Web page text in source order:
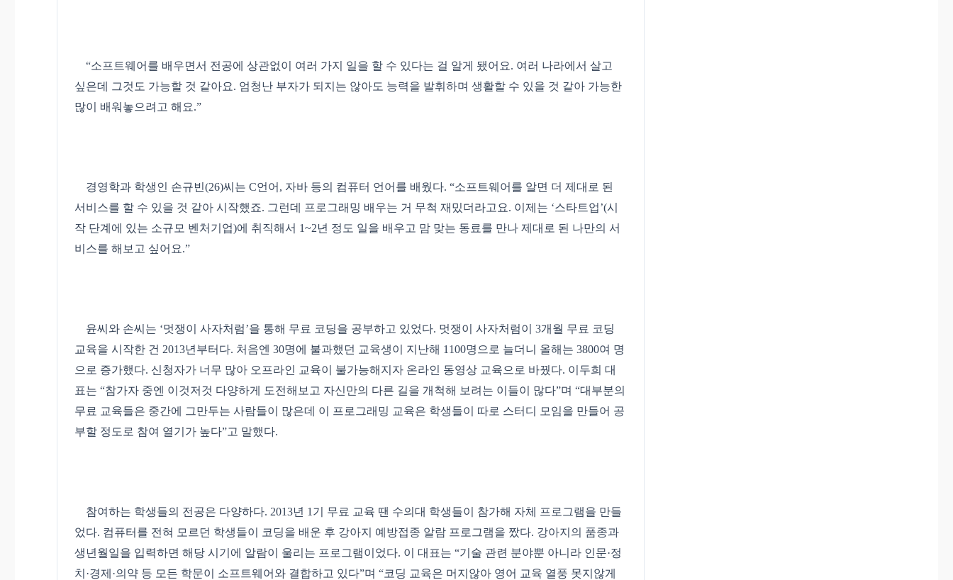
“소프트웨어를 배우면서 전공에 상관없이 여러 가지 일을 할 수 있다는 걸 알게 됐어요. 여러 나라에서 살고
싶은데 그것도 가능할 것 같아요. 엄청난 부자가 되지는 않아도 능력을 발휘하며 생활할 수 있을 것 같아 가능한
많이 배워놓으려고 해요.”
경영학과 학생인 손규빈(26)씨는 C언어, 자바 등의 컴퓨터 언어를 배웠다. “소프트웨어를 알면 더 제대로 된
서비스를 할 수 있을 것 같아 시작했죠. 그런데 프로그래밍 배우는 거 무척 재밌더라고요. 이제는 ‘스타트업’(시
작 단계에 있는 소규모 벤처기업)에 취직해서 1~2년 정도 일을 배우고 맘 맞는 동료를 만나 제대로 된 나만의 서
비스를 해보고 싶어요.”
윤씨와 손씨는 ‘멋쟁이 사자처럼’을 통해 무료 코딩을 공부하고 있었다. 멋쟁이 사자처럼이 3개월 무료 코딩
교육을 시작한 건 2013년부터다. 처음엔 30명에 불과했던 교육생이 지난해 1100명으로 늘더니 올해는 3800여 명
으로 증가했다. 신청자가 너무 많아 오프라인 교육이 불가능해지자 온라인 동영상 교육으로 바꿨다. 이두희 대
표는 “참가자 중엔 이것저것 다양하게 도전해보고 자신만의 다른 길을 개척해 보려는 이들이 많다”며 “대부분의
무료 교육들은 중간에 그만두는 사람들이 많은데 이 프로그래밍 교육은 학생들이 따로 스터디 모임을 만들어 공
부할 정도로 참여 열기가 높다”고 말했다.
참여하는 학생들의 전공은 다양하다. 2013년 1기 무료 교육 땐 수의대 학생들이 참가해 자체 프로그램을 만들
었다. 컴퓨터를 전혀 모르던 학생들이 코딩을 배운 후 강아지 예방접종 알람 프로그램을 짰다. 강아지의 품종과
생년월일을 입력하면 해당 시기에 알람이 울리는 프로그램이었다. 이 대표는 “기술 관련 분야뿐 아니라 인문·정
치·경제·의약 등 모든 학문이 소프트웨어와 결합하고 있다”며 “코딩 교육은 머지않아 영어 교육 열풍 못지않게